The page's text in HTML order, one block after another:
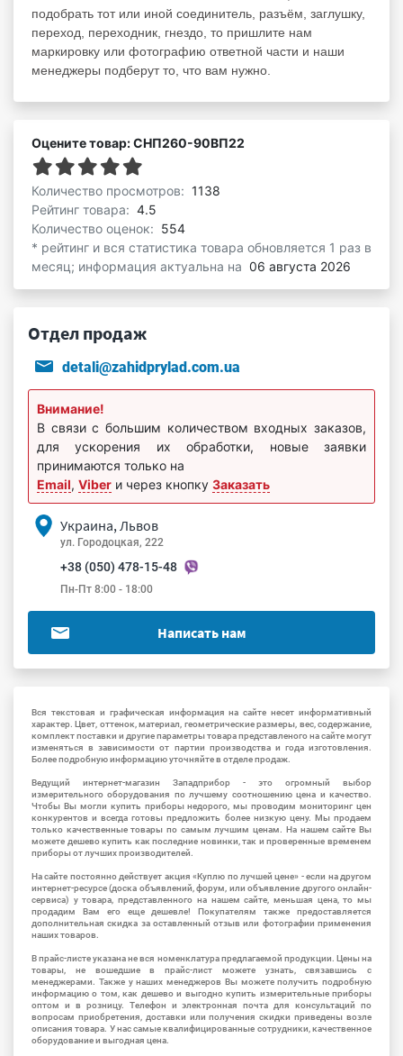
подобрать тот или иной соединитель, разъём, заглушку,
переход, переходник, гнездо, то пришлите нам
маркировку или фотографию ответной части и наши
менеджеры подберут то, что вам нужно.
Оцените товар: СНП260-90ВП22
Количество просмотров: 1138
Рейтинг товара: 4.5
Количество оценок: 554
* рейтинг и вся статистика товара обновляется 1 раз в
месяц; информация актуальна на 06 августа 2026
Отдел продаж
detali@zahidprylad.com.ua
Внимание!
В связи с большим количеством входных заказов,
для ускорения их обработки, новые заявки
принимаются только на
Email, Viber и через кнопку Заказать
Украина, Львов
ул. Городоцкая, 222
+38 (050) 478-15-48
Пн-Пт 8:00 - 18:00
Написать нам
Вся текстовая и графическая информация на сайте несет информативный
характер. Цвет, оттенок, материал, геометрические размеры, вес, содержание,
комплект поставки и другие параметры товара представленого на сайте могут
изменяться в зависимости от партии производства и года изготовления.
Более подробную информацию уточняйте в отделе продаж.
Ведущий интернет-магазин Западприбор - это огромный выбор
измерительного оборудования по лучшему соотношению цена и качество.
Чтобы Вы могли купить приборы недорого, мы проводим мониторинг цен
конкурентов и всегда готовы предложить более низкую цену. Мы продаем
только качественные товары по самым лучшим ценам. На нашем сайте Вы
можете дешево купить как последние новинки, так и проверенные временем
приборы от лучших производителей.
На сайте постоянно действует акция «Куплю по лучшей цене» - если на другом
интернет-ресурсе (доска объявлений, форум, или объявление другого онлайн-
сервиса) у товара, представленного на нашем сайте, меньшая цена, то мы
продадим Вам его еще дешевле! Покупателям также предоставляется
дополнительная скидка за оставленный отзыв или фотографии применения
наших товаров.
В прайс-листе указана не вся номенклатура предлагаемой продукции. Цены на
товары, не вошедшие в прайс-лист можете узнать, связавшись с
менеджерами. Также у наших менеджеров Вы можете получить подробную
информацию о том, как дешево и выгодно купить измерительные приборы
оптом и в розницу. Телефон и электронная почта для консультаций по
вопросам приобретения, доставки или получения скидки приведены возле
описания товара. У нас самые квалифицированные сотрудники, качественное
оборудование и выгодная цена.